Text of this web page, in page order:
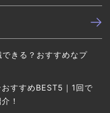
できる？おすすめなプ
すすめBEST5｜1回で
！